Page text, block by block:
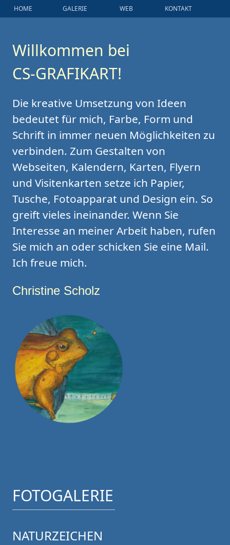
HOME GALERIE WEB KONTAKT
Willkommen bei
CS-GRAFIKART!
Die kreative Umsetzung von Ideen
bedeutet für mich, Farbe, Form und
Schrift in immer neuen Möglichkeiten zu
verbinden. Zum Gestalten von
Webseiten, Kalendern, Karten, Flyern
und Visitenkarten setze ich Papier,
Tusche, Fotoapparat und Design ein. So
greift vieles ineinander. Wenn Sie
Interesse an meiner Arbeit haben, rufen
Sie mich an oder schicken Sie eine Mail.
Ich freue mich.
Christine Scholz
FOTOGALERIE
NATURZEICHEN